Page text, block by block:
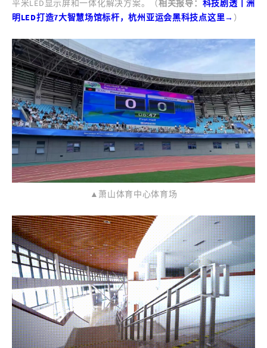
平米LED显示屏和一体化解决方案。（相关报导： 科技剧透丨洲
明LED打造7大智慧场馆标杆，杭州亚运会黑科技点这里→ ）
▲萧山体育中心体育场